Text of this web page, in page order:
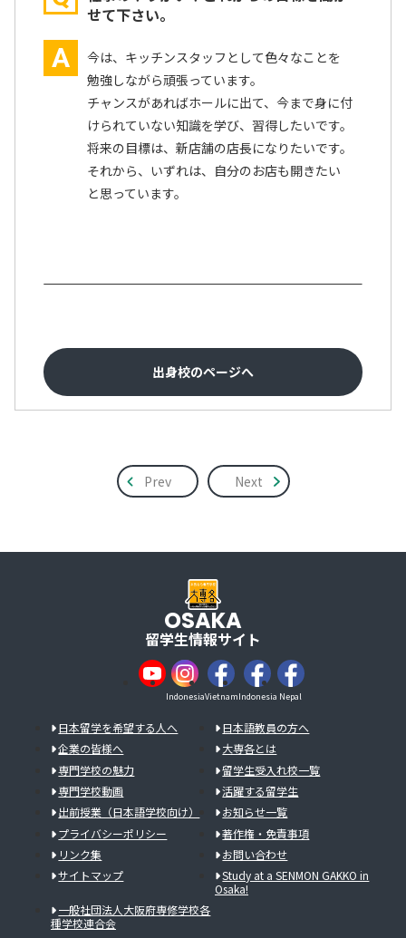
せて下さい。
A
今は、キッチンスタッフとして色々なことを
勉強しながら頑張っています。
チャンスがあればホールに出て、今まで身に付
けられていない知識を学び、習得したいです。
将来の目標は、新店舗の店長になりたいです。
それから、いずれは、自分のお店も開きたい
と思っています。
出身校のページへ
Prev Next
OSAKA
留学生情報サイト
IndonesiaVietnamIndonesia Nepal
日本留学を希望する人へ
日本語教員の方へ
企業の皆様へ
大専各とは
専門学校の魅力
留学生受入れ校一覧
専門学校動画
活躍する留学生
出前授業（日本語学校向け）
お知らせ一覧
プライバシーポリシー
著作権・免責事項
リンク集
お問い合わせ
サイトマップ
Study at a SENMON GAKKO in
Osaka!
一般社団法人大阪府専修学校各
種学校連合会